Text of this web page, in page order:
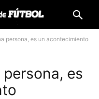
persona, es un acontecimiento
es